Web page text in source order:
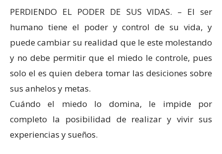
PERDIENDO EL PODER DE SUS VIDAS. – El ser
humano tiene el poder y control de su vida, y
puede cambiar su realidad que le este molestando
y no debe permitir que el miedo le controle, pues
solo el es quien debera tomar las desiciones sobre
sus anhelos y metas.
Cuándo el miedo lo domina, le impide por
completo la posibilidad de realizar y vivir sus
experiencias y sueños.